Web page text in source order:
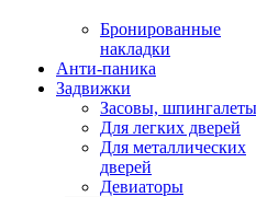
Бронированные
накладки
Анти-паника
Задвижки
Засовы, шпингалеты
Для легких дверей
Для металлических
дверей
Девиаторы